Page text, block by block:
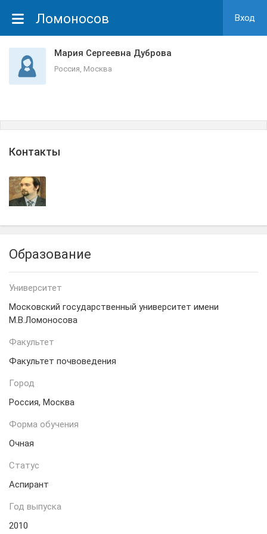
Ломоносов Вход
Мария Сергеевна Дуброва
Россия, Москва
Контакты
Образование
Университет
Московский государственный университет имени
М.В.Ломоносова
Факультет
Факультет почвоведения
Город
Россия, Москва
Форма обучения
Очная
Статус
Аспирант
Год выпуска
2010